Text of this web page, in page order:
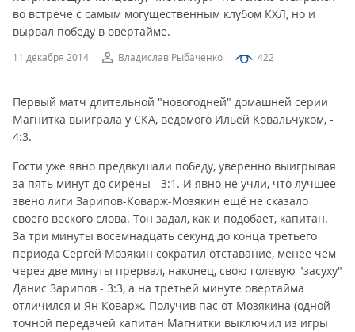
11 декабря 2014 Владислав Рыбаченко 422
во встрече с самым могущественным клубом КХЛ, но и
вырвал победу в овертайме.
Первый матч длительной "новогодней" домашней серии
Магнитка выиграла у СКА, ведомого Ильёй Ковальчуком, -
4:3.
Гости уже явно предвкушали победу, уверенно выигрывая
за пять минут до сирены - 3:1. И явно не учли, что лучшее
звено лиги Зарипов-Коварж-Мозякин ещё не сказало
своего веского слова. Тон задал, как и подобает, капитан.
За три минуты восемнадцать секунд до конца третьего
периода Сергей Мозякин сократил отставание, менее чем
через две минуты прервал, наконец, свою голевую "засуху"
Данис Зарипов - 3:3, а на третьей минуте овертайма
отличился и Ян Коварж. Получив пас от Мозякина (одной
точной передачей капитан Магнитки выключил из игры